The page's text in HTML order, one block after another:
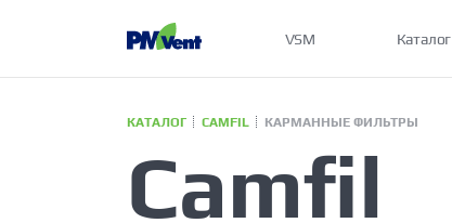
VSM Каталог
КАТАЛОГ CAMFIL КАРМАННЫЕ ФИЛЬТРЫ
Camfil